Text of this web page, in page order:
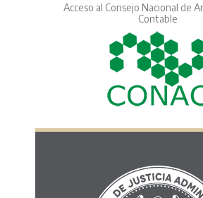
Acceso al Consejo Nacional de
Contable